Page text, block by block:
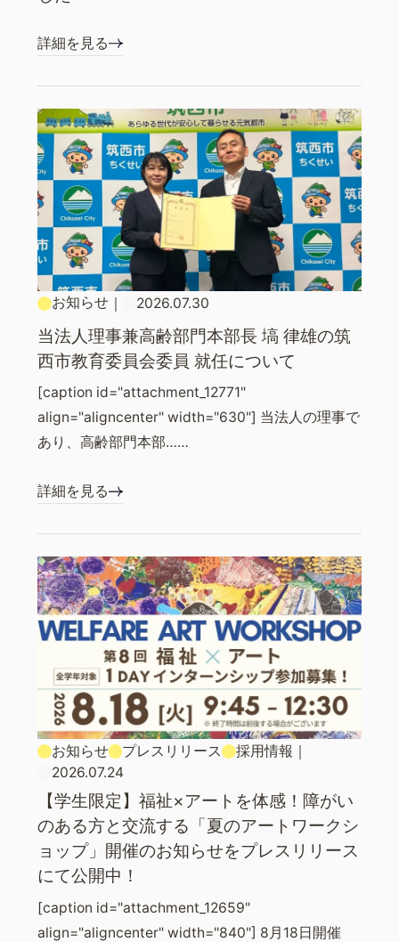
詳細を見る
お知らせ｜ 2026.07.30
当法人理事兼高齢部門本部長 塙 律雄の筑
西市教育委員会委員 就任について
[caption id="attachment_12771"
align="aligncenter" width="630"] 当法人の理事で
あり、高齢部門本部……
詳細を見る
お知らせ プレスリリース 採用情報 ｜
2026.07.24
【学生限定】福祉×アートを体感！障がい
のある方と交流する「夏のアートワークシ
ョップ」開催のお知らせをプレスリリース
にて公開中！
[caption id="attachment_12659"
align="aligncenter" width="840"] 8月18日開催